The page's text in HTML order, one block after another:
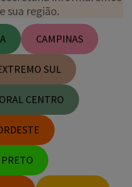
SUL
CENTRO
PRETO
SP OESTE
PIRACICABA